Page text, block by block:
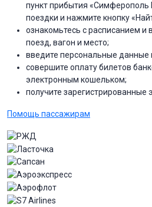
пункт прибытия «Симферополь
поездки и нажмите кнопку
ознакомьтесь с расписанием
поезд, вагон и место;
введите персональные данные
совершите оплату билетов
электронным кошельком;
получите зарегистрированные
Помощь пассажирам